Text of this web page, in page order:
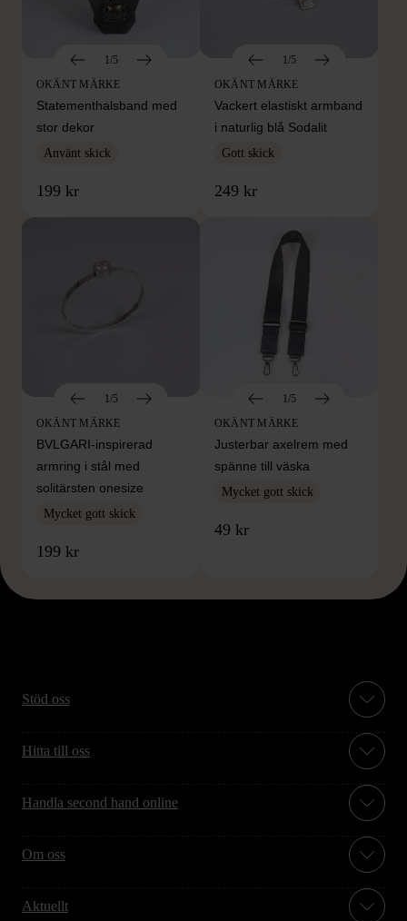
1/5
OKÄNT MÄRKE
Statementhalsband med
stor dekor
Använt skick
199 kr
1/5
OKÄNT MÄRKE
Vackert elastiskt armband
i naturlig blå Sodalit
Gott skick
249 kr
1/5
OKÄNT MÄRKE
BVLGARI-inspirerad
armring i stål med
solitärsten onesize
Mycket gott skick
199 kr
1/5
OKÄNT MÄRKE
Justerbar axelrem med
spänne till väska
Mycket gott skick
49 kr
Stöd oss
Hitta till oss
Handla second hand online
Om oss
Aktuellt